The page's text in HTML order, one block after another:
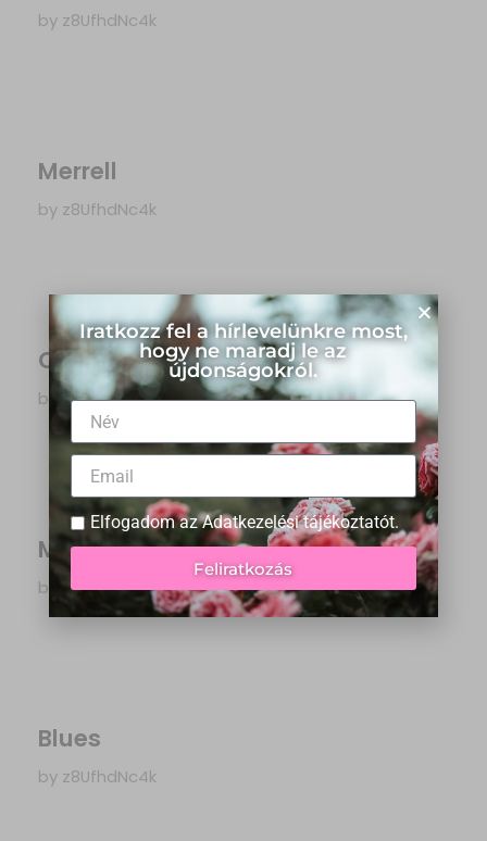
by z8UfhdNc4k
Merrell
by z8UfhdNc4k
Catwalk
by z8UfhdNc4k
Martinez
by z8UfhdNc4k
Blues
by z8UfhdNc4k
Iratkozz fel a hírlevelünkre most,
hogy ne maradj le az
újdonságokról.
Elfogadom azAdatkezelési tájékoztatót.
Feliratkozás